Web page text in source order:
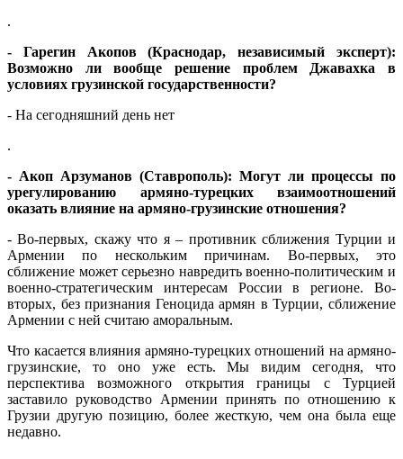
.
- Гарегин Акопов (Краснодар, независимый эксперт):
Возможно ли вообще решение проблем Джавахка в
условиях грузинской государственности?
- На сегодняшний день нет
.
- Акоп Арзуманов (Ставрополь): Могут ли процессы по
урегулированию армяно-турецких взаимоотношений
оказать влияние на армяно-грузинские отношения?
- Во-первых, скажу что я – противник сближения Турции и
Армении по нескольким причинам. Во-первых, это
сближение может серьезно навредить военно-политическим и
военно-стратегическим интересам России в регионе. Во-
вторых, без признания Геноцида армян в Турции, сближение
Армении с ней считаю аморальным.
Что касается влияния армяно-турецких отношений на армяно-
грузинские, то оно уже есть. Мы видим сегодня, что
перспектива возможного открытия границы с Турцией
заставило руководство Армении принять по отношению к
Грузии другую позицию, более жесткую, чем она была еще
недавно.